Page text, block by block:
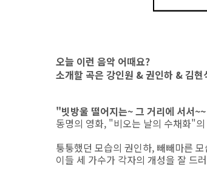
오늘 이런 음악 어때요?
소개할 곡은 강인원 & 권인하 & 김
"빗방울 떨어지는~ 그 거리에 서서
동명의 영화, "비오는 날의 수채화"
퉁퉁했던 모습의 권인하, 빼빼마른
이들 세 가수가 각자의 개성을 잘 드